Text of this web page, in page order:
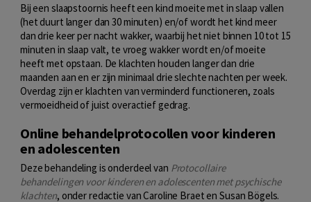
Bij een slaapstoornis heeft een kind moeite met in slaap vallen
(het duurt langer dan 30 minuten) en/of wordt het kind meer
dan drie keer per nacht wakker, waarbij het niet binnen 10 tot 15
minuten in slaap valt, te vroeg wakker wordt en/of moeite
heeft met opstaan. De klachten houden langer dan drie
maanden aan en er zijn minimaal drie slechte nachten per week.
Overdag zijn er klachten van verminderd functioneren, zoals
vermoeidheid of juist overactief gedrag.
Online behandelprotocollen voor kinderen
en adolescenten
Deze behandeling is onderdeel van Protocollaire
behandelingen voor kinderen en adolescenten met psychische
klachten, onder redactie van Caroline Braet en Susan Bögels.